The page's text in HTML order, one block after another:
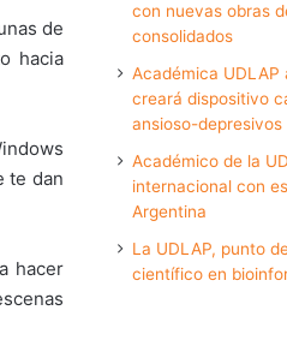
de
hacia
te dan
hacer
con nuevas obras
consolidados
Académica
creará dispositivo
ansioso-depresivos
Académico de la
internacional con
Argentina
La UDLAP, punto
científico en